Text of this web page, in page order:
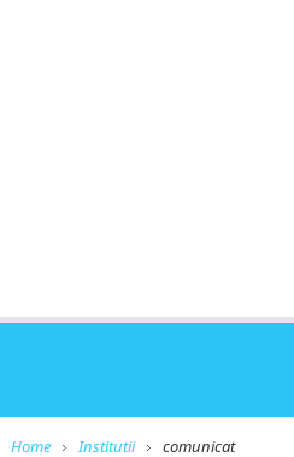
Home Institutii comunicat